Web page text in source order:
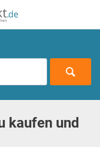
kaufen und